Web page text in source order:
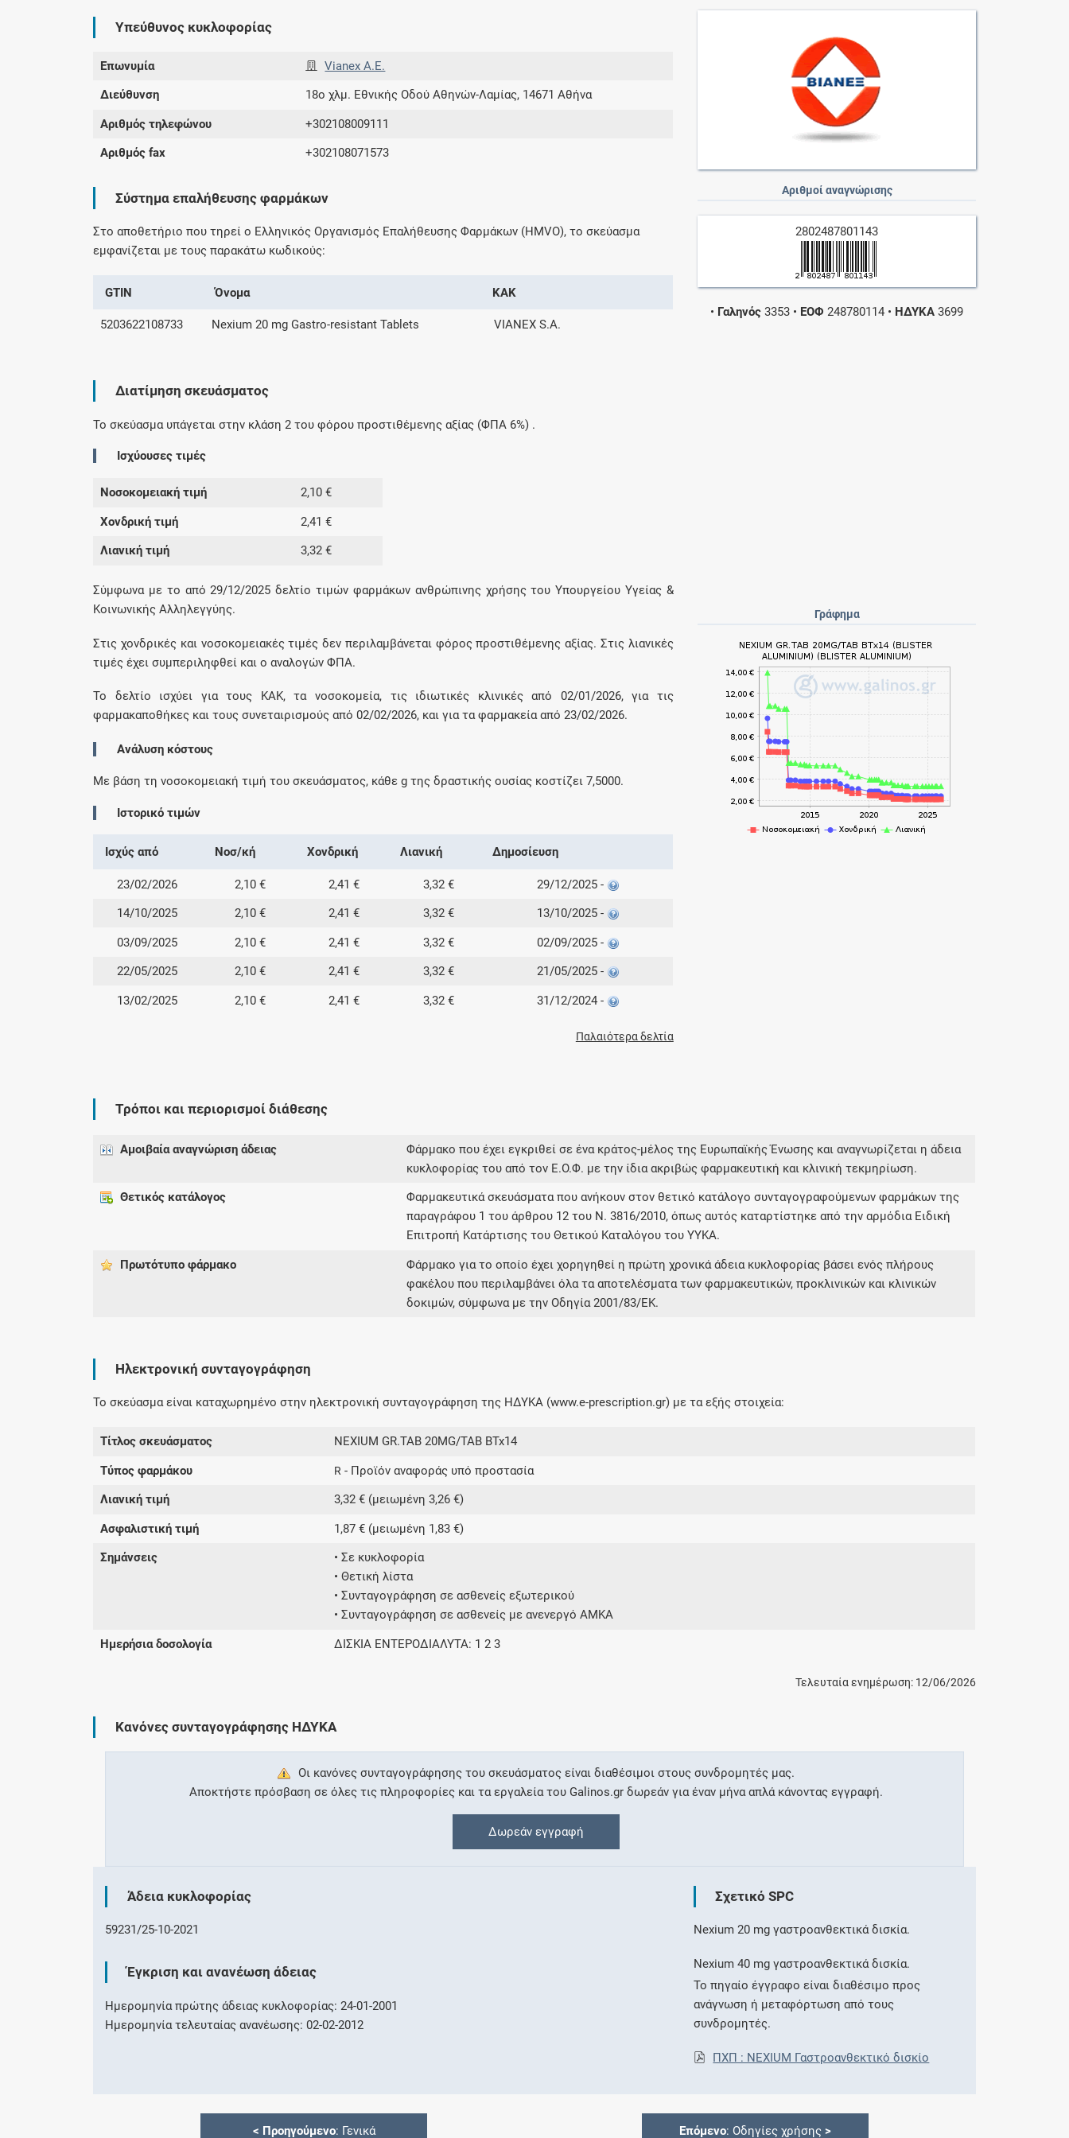
επιπλέον παροχές των συνδρομητικών
Βρείτε θεραπευτικές ενδείξεις και αγωγές για
Υπεύθυνος κυκλοφορίας
Επωνυμία Vianex A.E.
Διεύθυνση 18ο χλμ. Εθνικής Οδού Αθηνών-Λαμίας, 14671 Αθήνα
Αριθμός τηλεφώνου +302108009111
Αριθμός fax +302108071573
Σύστημα επαλήθευσης φαρμάκων
Στο αποθετήριο που τηρεί ο Ελληνικός Οργανισμός Επαλήθευσης Φαρμάκων (HMVO), το σκεύασμα
εμφανίζεται με τους παρακάτω κωδικούς:
GTIN Όνομα ΚΑΚ
5203622108733 Nexium 20 mg Gastro-resistant Tablets VIANEX S.A.
Αριθμοί αναγνώρισης
2802487801143
• Γαληνός 3353 • ΕΟΦ 248780114 • ΗΔΥΚΑ 3699
Διατίμηση σκευάσματος
Το σκεύασμα υπάγεται στην κλάση 2 του φόρου προστιθέμενης αξίας (ΦΠΑ 6%) .
Ισχύουσες τιμές
Νοσοκομειακή τιμή 2,10 €
Χονδρική τιμή 2,41 €
Λιανική τιμή 3,32 €
Σύμφωνα με το από 29/12/2025 δελτίο τιμών φαρμάκων ανθρώπινης χρήσης του Υπουργείου Υγείας &
Κοινωνικής Αλληλεγγύης.
Στις χονδρικές και νοσοκομειακές τιμές δεν περιλαμβάνεται φόρος προστιθέμενης αξίας. Στις λιανικές
τιμές έχει συμπεριληφθεί και ο αναλογών ΦΠΑ.
Το δελτίο ισχύει για τους ΚΑΚ, τα νοσοκομεία, τις ιδιωτικές κλινικές από 02/01/2026, για τις
φαρμακαποθήκες και τους συνεταιρισμούς από 02/02/2026, και για τα φαρμακεία από 23/02/2026.
Ανάλυση κόστους
Με βάση τη νοσοκομειακή τιμή του σκευάσματος, κάθεg της δραστικής ουσίας κοστίζει7,5000.
Ιστορικό τιμών
Ισχύς από Νοσ/κή Χονδρική Λιανική Δημοσίευση
23/02/2026 2,10 € 2,41 € 3,32 € 29/12/2025 -
14/10/2025 2,10 € 2,41 € 3,32 € 13/10/2025 -
03/09/2025 2,10 € 2,41 € 3,32 € 02/09/2025 -
22/05/2025 2,10 € 2,41 € 3,32 € 21/05/2025 -
13/02/2025 2,10 € 2,41 € 3,32 € 31/12/2024 -
Παλαιότερα δελτία
Γράφημα
Τρόποι και περιορισμοί διάθεσης
Αμοιβαία αναγνώριση άδειας
Φάρμακο που έχει εγκριθεί σε ένα κράτος-μέλος της Ευρωπαϊκής Ένωσης και αναγνωρίζεται η άδεια
κυκλοφορίας του από τον Ε.Ο.Φ. με την ίδια ακριβώς φαρμακευτική και κλινική τεκμηρίωση.
Θετικός κατάλογος
Φαρμακευτικά σκευάσματα που ανήκουν στον θετικό κατάλογο συνταγογραφούμενων φαρμάκων της
παραγράφου 1 του άρθρου 12 του Ν. 3816/2010, όπως αυτός καταρτίστηκε από την αρμόδια Ειδική
Επιτροπή Κατάρτισης του Θετικού Καταλόγου του ΥΥΚΑ.
Πρωτότυπο φάρμακo
Φάρμακο για το οποίο έχει χορηγηθεί η πρώτη χρονικά άδεια κυκλοφορίας βάσει ενός πλήρους
φακέλου που περιλαμβάνει όλα τα αποτελέσματα των φαρμακευτικών, προκλινικών και κλινικών
δοκιμών, σύμφωνα με την Οδηγία 2001/83/ΕΚ.
Ηλεκτρονική συνταγογράφηση
Το σκεύασμα είναι καταχωρημένο στην ηλεκτρονική συνταγογράφηση της ΗΔΥΚΑ (www.e-prescription.gr) με τα εξής στοιχεία:
Τίτλος σκευάσματος NEXIUM GR.TAB 20MG/TAB BTx14
Τύπος φαρμάκου R- Προϊόν αναφοράς υπό προστασία
Λιανική τιμή 3,32 € (μειωμένη 3,26 €)
Ασφαλιστική τιμή 1,87 € (μειωμένη 1,83 €)
Σημάνσεις
• Σε κυκλοφορία
• Θετική λίστα
• Συνταγογράφηση σε ασθενείς εξωτερικού
• Συνταγογράφηση σε ασθενείς με ανενεργό ΑΜΚΑ
Ημερήσια δοσολογία ΔΙΣΚΙΑ ΕΝΤΕΡΟΔΙΑΛΥΤΑ: 1 2 3
Τελευταία ενημέρωση: 12/06/2026
Κανόνες συνταγογράφησης ΗΔΥΚΑ
Οι κανόνες συνταγογράφησης του σκευάσματος είναι διαθέσιμοι στους συνδρομητές μας.
Αποκτήστε πρόσβαση σε όλες τις πληροφορίες και τα εργαλεία του Galinos.gr δωρεάν για έναν μήνα απλά κάνοντας εγγραφή.
Δωρεάν εγγραφή
Άδεια κυκλοφορίας
59231/25-10-2021
Έγκριση και ανανέωση άδειας
Ημερομηνία πρώτης άδειας κυκλοφορίας: 24-01-2001
Ημερομηνία τελευταίας ανανέωσης: 02-02-2012
Σχετικό SPC
Nexium 20 mg γαστροανθεκτικά δισκία.
Nexium 40 mg γαστροανθεκτικά δισκία.
Το πηγαίο έγγραφο είναι διαθέσιμο προς
ανάγνωση ή μεταφόρτωση από τους
συνδρομητές.
ΠΧΠ : NEXIUM Γαστροανθεκτικό δισκίο
< Προηγούμενο: Γενικά Επόμενο: Οδηγίες χρήσης >